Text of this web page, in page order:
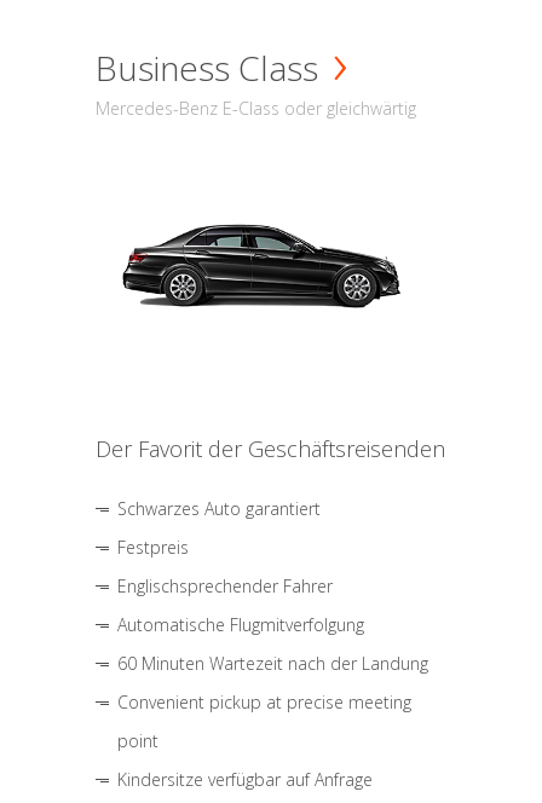
Business Class
Mercedes-Benz E-Class oder gleichwärtig
Der Favorit der Geschäftsreisenden
Schwarzes Auto garantiert
Festpreis
Englischsprechender Fahrer
Automatische Flugmitverfolgung
60 Minuten Wartezeit nach der Landung
Convenient pickup at precise meeting
point
Kindersitze verfügbar auf Anfrage